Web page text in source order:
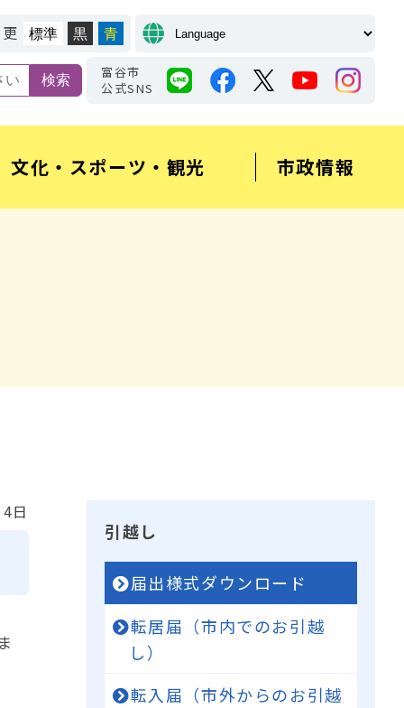
標準 黒 青
富谷市
公式SNS
文化・スポーツ・観光 市政情報
日
引越し
届出様式ダウンロード
転居届（市内でのお引越
し）
転入届（市外からのお引越